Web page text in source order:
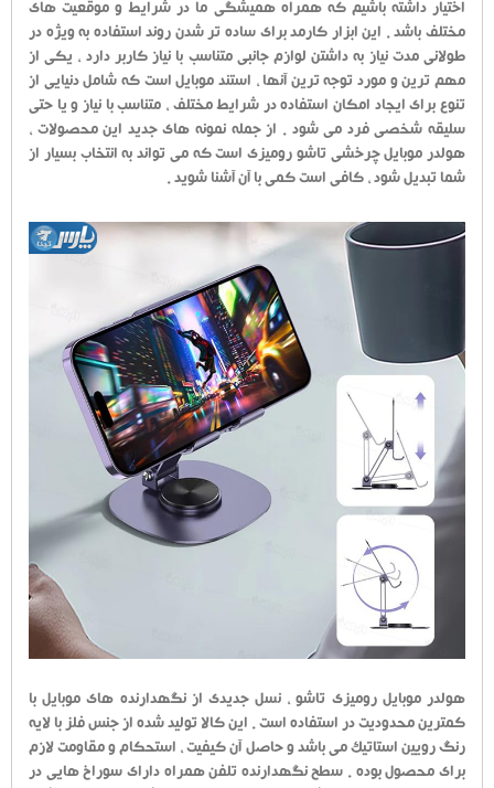
اختیار داشته باشیم که همراه همیشگی ما در شرایط و موقعیت های
مختلف باشد . این ابزار کارمد برای ساده تر شدن روند استفاده به ویژه در
طولانی مدت نیاز به داشتن لوازم جانبی متناسب با نیاز کاربر دارد ، یکی از
مهم ترین و مورد توجه ترین آنها ، استند موبایل است که شامل دنیایی از
تنوع برای ایجاد امکان استفاده در شرایط مختلف ، متناسب با نیاز و یا حتی
سلیقه شخصی فرد می شود . از جمله نمونه های جدید این محصولات ،
هولدر موبایل چرخشی تاشو رومیزی است که می تواند به انتخاب بسیار از
شما تبدیل شود ، کافی است کمی با آن آشنا شوید .
هولدر موبایل رومیزی تاشو ، نسل جدیدی از نگهدارنده های موبایل با
کمترین محدودیت در استفاده است . این کالا تولید شده از جنس فلز با لایه
رنگ رویین استاتیک می باشد و حاصل آن کیفیت ، استحکام و مقاومت لازم
برای محصول بوده . سطح نگهدارنده تلفن همراه دارای سوراخ هایی در